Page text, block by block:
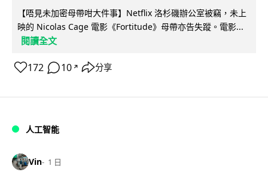
【唔見未加密母帶咁大件事】Netflix 洛杉磯辦公室被竊，未上
映的 Nicolas Cage 電影《Fortitude》母帶亦告失蹤。電影...
閱讀全文
172 10 ↗ 分享
人工智能
Vin 1 日